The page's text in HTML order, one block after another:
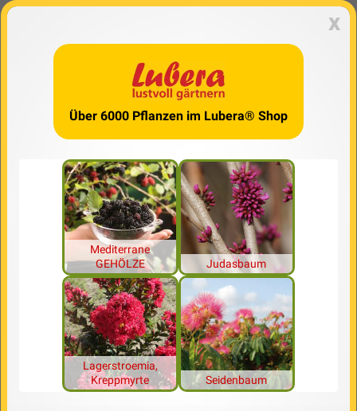
x
Über 6000 Pflanzen im Lubera® Shop
Mediterrane
GEHÖLZE
Judasbaum
Lagerstroemia,
Kreppmyrte
Seidenbaum